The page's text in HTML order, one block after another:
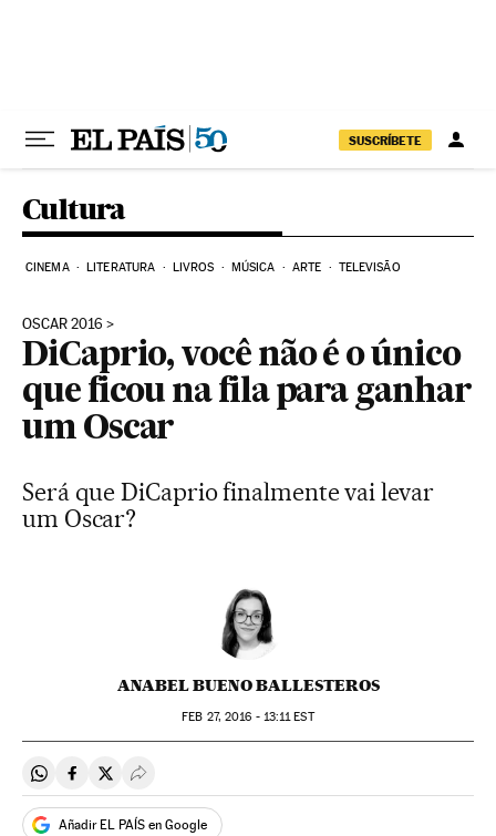
SUSCRÍBETE
Cultura
CINEMA LITERATURA LIVROS MÚSICA ARTE TELEVISÃO
OSCAR 2016
DiCaprio, você não é o único
que ficou na fila para ganhar
um Oscar
Será que DiCaprio finalmente vai levar
um Oscar?
ANABEL BUENO BALLESTEROS
FEB 27, 2016 - 13:11EST
Compartir en Whatsapp
Compartir en Facebook
Compartir en Twitter
Desplegar Redes Sociales
Añadir EL PAÍS en Google